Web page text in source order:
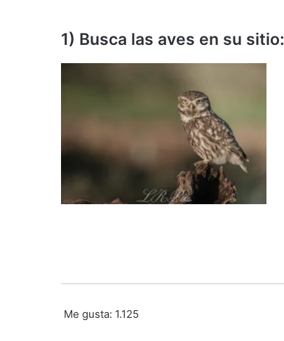
1) Busca las aves en su sitio:
Me gusta: 1.125